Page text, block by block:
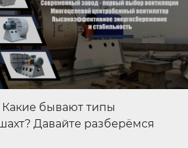
Какие бывают типы
Давайте разберёмся